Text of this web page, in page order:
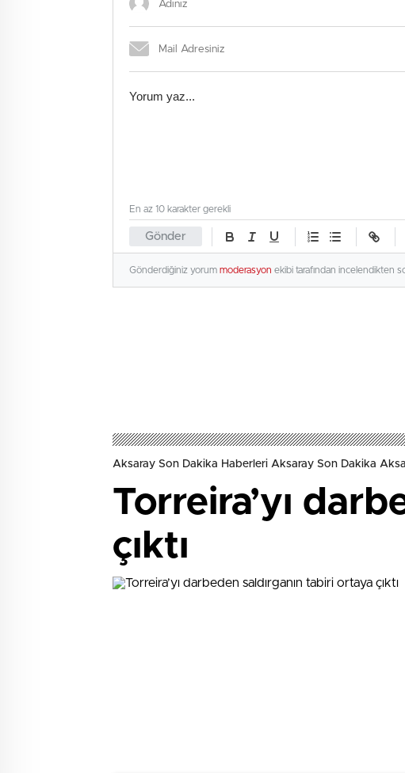
Gönder
En az 10 karakter gerekli
Gönderdiğiniz yorum moderasyon ekibi tarafından incelendikten
Aksaray Son Dakika Haberleri Aksaray Son Dakika
Torreira’yı
çıktı